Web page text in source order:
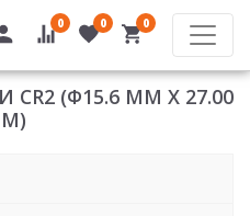
0 0 0
(Ф15.6 ММ Х 27.00